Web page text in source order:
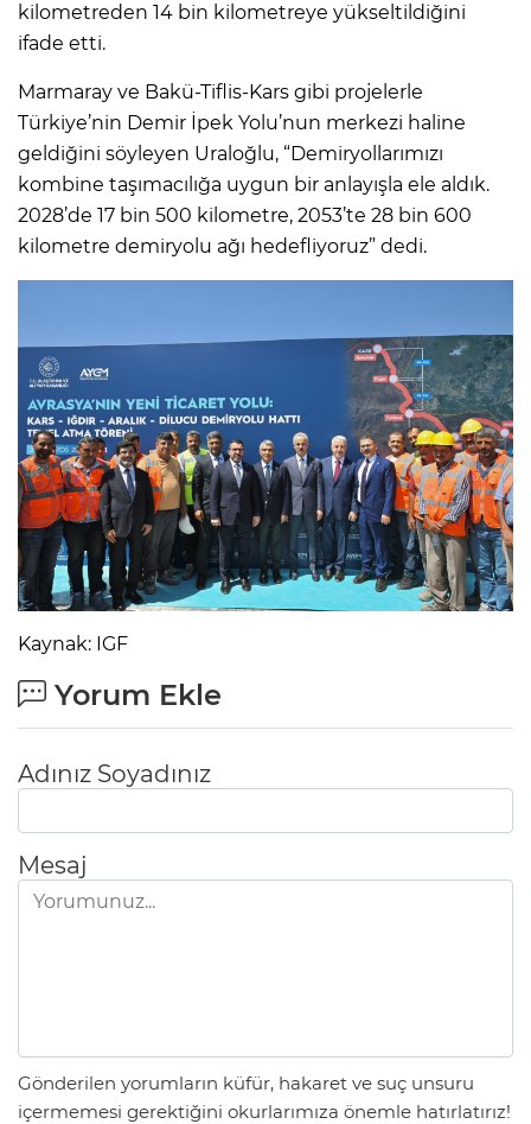
kilometreden 14 bin kilometreye yükseltildiğini
ifade etti.
Marmaray ve Bakü-Tiflis-Kars gibi projelerle
Türkiye’nin Demir İpek Yolu’nun merkezi haline
geldiğini söyleyen Uraloğlu, “Demiryollarımızı
kombine taşımacılığa uygun bir anlayışla ele aldık.
2028’de 17 bin 500 kilometre, 2053’te 28 bin 600
kilometre demiryolu ağı hedefliyoruz” dedi.
Kaynak: IGF
Yorum Ekle
Adınız Soyadınız
Mesaj
Gönderilen yorumların küfür, hakaret ve suç unsuru
içermemesi gerektiğini okurlarımıza önemle hatırlatırız!